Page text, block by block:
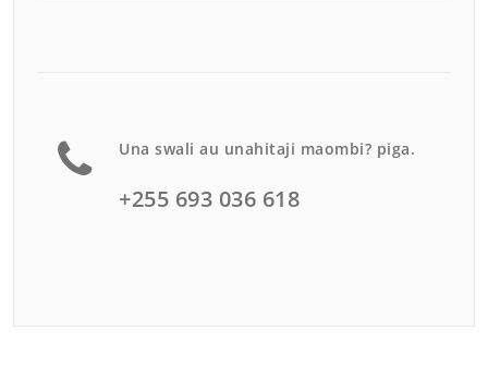
Una swali au unahitaji maombi? piga.
+255 693 036 618